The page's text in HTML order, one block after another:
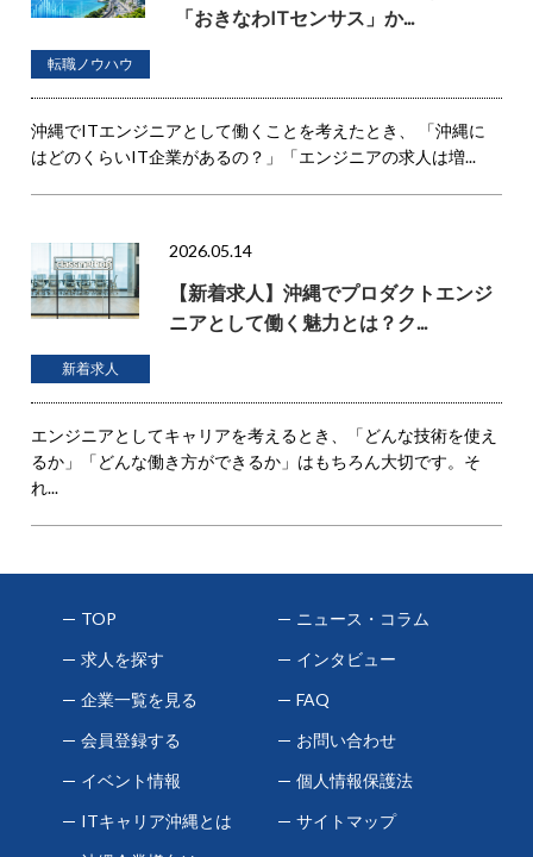
「おきなわITセンサス」か...
転職ノウハウ
沖縄でITエンジニアとして働くことを考えたとき、 「沖縄に
はどのくらいIT企業があるの？」「エンジニアの求人は増...
2026.05.14
【新着求人】沖縄でプロダクトエンジ
ニアとして働く魅力とは？ク...
新着求人
エンジニアとしてキャリアを考えるとき、「どんな技術を使え
るか」「どんな働き方ができるか」はもちろん大切です。そ
れ...
TOP
求人を探す
企業一覧を見る
会員登録する
イベント情報
ITキャリア沖縄とは
ニュース・コラム
インタビュー
FAQ
お問い合わせ
個人情報保護法
サイトマップ